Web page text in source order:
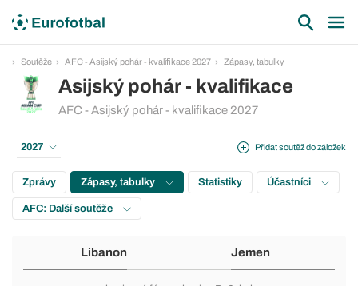
Soutěže AFC - Asijský pohár - kvalifikace 2027 Zápasy, tabulky
Asijský pohár - kvalifikace
AFC - Asijský pohár - kvalifikace 2027
Přidat soutěž do záložek
2027
Zprávy Zápasy, tabulky Statistiky Účastníci
AFC: Další soutěže
Libanon Jemen